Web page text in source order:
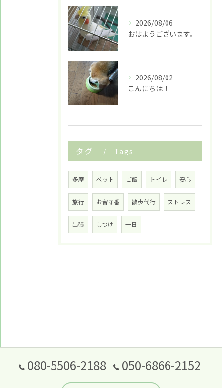
2026/08/06
おはようございます。
2026/08/02
こんにちは！
タグ Tags
多摩 ペット ご飯 トイレ 安心
旅行 お留守番 散歩代行 ストレス
出張 しつけ 一日
080-5506-2188 050-6866-2152
お悩みですか？ LINEでお気軽に質問してください！
LINE友だち追加はこちら